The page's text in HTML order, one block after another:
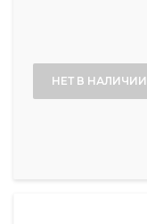
НЕТ В НАЛИЧИИ